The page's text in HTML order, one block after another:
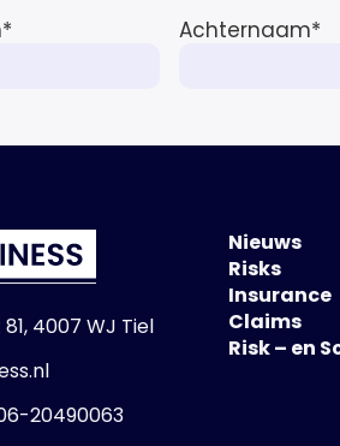
* Achternaam*
4007 WJ Tiel
20490063
Nieuws
Risks
Insurance
Claims
Risk – en